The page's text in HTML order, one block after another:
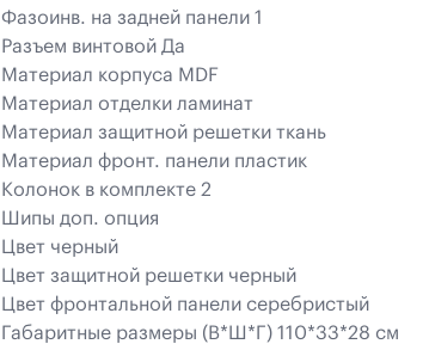
Фазоинв. на задней панели 1
Разъем винтовой Да
Материал корпуса MDF
Материал отделки ламинат
Материал защитной решетки ткань
Материал фронт. панели пластик
Колонок в комплекте 2
Шипы доп. опция
Цвет черный
Цвет защитной решетки черный
Цвет фронтальной панели серебристый
Габаритные размеры (В*Ш*Г) 110*33*28 см